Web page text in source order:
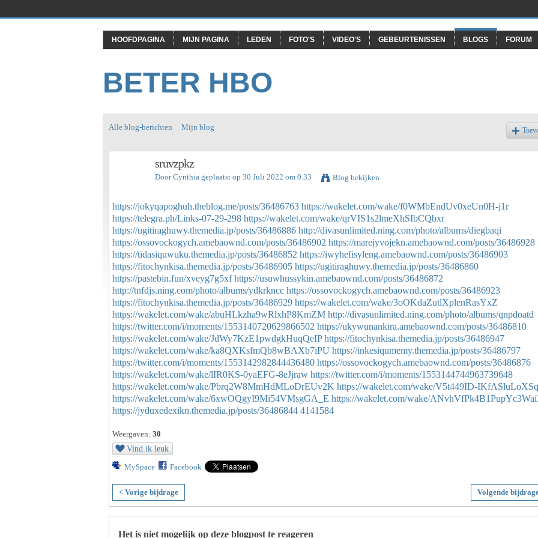
HOOFDPAGINA MIJN PAGINA LEDEN FOTO'S VIDEO'S GEBEURTENISSEN BLOGS FORUM
BETER HBO
Alle blog-berichten Mijn blog
sruvzpkz
DoorCynthia geplaatst op 30 Juli 2022 om 0.33 Blog bekijken
https://jokyqapoghuh.theblog.me/posts/36486763 https://wakelet.com/wake/f0WMbEndUv0xeUn0H-j1r
https://telegra.ph/Links-07-29-298 https://wakelet.com/wake/qrVIS1s2lmeXhSIbCQbxr
https://ugitiraghuwy.themedia.jp/posts/36486886 http://divasunlimited.ning.com/photo/albums/diegbaqi
https://ossovockogych.amebaownd.com/posts/36486902 https://marejyvojekn.amebaownd.com/posts/36486928
https://tidasiquwuku.themedia.jp/posts/36486852 https://iwyhefisyleng.amebaownd.com/posts/36486903
https://fitochynkisa.themedia.jp/posts/36486905 https://ugitiraghuwy.themedia.jp/posts/36486860
https://pastebin.fun/xveyg7g5xf https://usuwhussykin.amebaownd.com/posts/36486872
http://tnfdjs.ning.com/photo/albums/ydkrkncc https://ossovockogych.amebaownd.com/posts/36486923
https://fitochynkisa.themedia.jp/posts/36486929 https://wakelet.com/wake/3oOKdaZutlXplenRasYxZ
https://wakelet.com/wake/abuHLkzha9wRlxhP8KmZM http://divasunlimited.ning.com/photo/albums/qnpdoatd
https://twitter.com/i/moments/1553140720629866502 https://ukywunankira.amebaownd.com/posts/36486810
https://wakelet.com/wake/JdWy7KzE1pwdgkHuqQeIP https://fitochynkisa.themedia.jp/posts/36486947
https://wakelet.com/wake/ka8QXKsfmQb8wBAXb7iPU https://inkesiqumemy.themedia.jp/posts/36486797
https://twitter.com/i/moments/1553142982844436480 https://ossovockogych.amebaownd.com/posts/36486876
https://wakelet.com/wake/lIR0KS-0yaEFG-8eJjraw https://twitter.com/i/moments/1553144744963739648
https://wakelet.com/wake/Pbrq2W8MmHdMLoDrEUv2K https://wakelet.com/wake/V5t449ID-IKfASluLoXSq
https://wakelet.com/wake/6xwOQgyI9Mi54VMsgGA_E https://wakelet.com/wake/
https://jyduxedexikn.themedia.jp/posts/36486844 4141584
Weergaven: 30
Vind ik leuk
MySpace Facebook
< Vorige bijdrage Volgende
Het is niet mogelijk op deze blogpost te reageren